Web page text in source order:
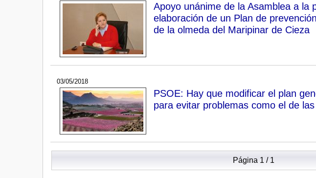
Apoyo unánime de la Asamblea a la
elaboración de un Plan de
de la olmeda del Maripinar de Cieza
03/05/2018
PSOE: Hay que modificar el plan
para evitar problemas como el de
Página 1 / 1